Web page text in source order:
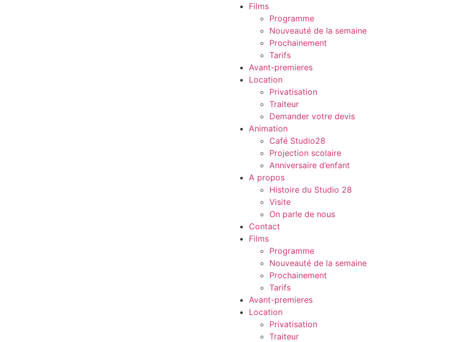
Films
Programme
Nouveauté de la semaine
Prochainement
Tarifs
Avant-premieres
Location
Privatisation
Traiteur
Demander votre devis
Animation
Café Studio28
Projection scolaire
Anniversaire d’enfant
A propos
Histoire du Studio 28
Visite
On parle de nous
Contact
Films
Programme
Nouveauté de la semaine
Prochainement
Tarifs
Avant-premieres
Location
Privatisation
Traiteur